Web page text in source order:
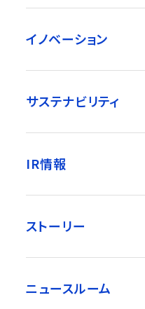
イノベーション
サステナビリティ
IR情報
ストーリー
ニュースルーム